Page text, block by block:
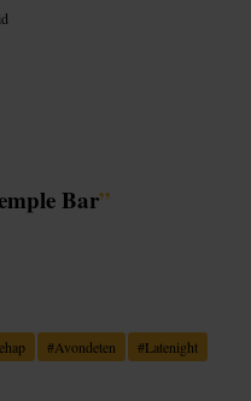
Bar”
#Avondeten #Latenight